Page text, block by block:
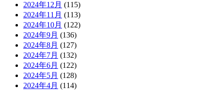
2024年12月 (115)
2024年11月 (113)
2024年10月 (122)
2024年9月 (136)
2024年8月 (127)
2024年7月 (132)
2024年6月 (122)
2024年5月 (128)
2024年4月 (114)